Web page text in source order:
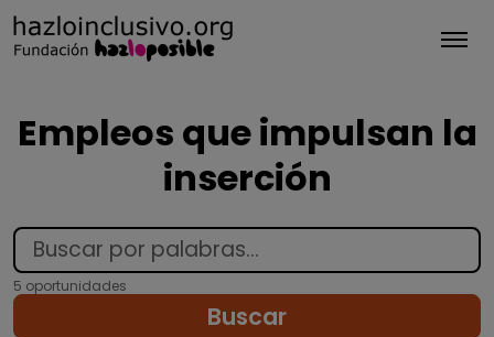
Empleos que impulsan la
inserción
5 oportunidades
Buscar